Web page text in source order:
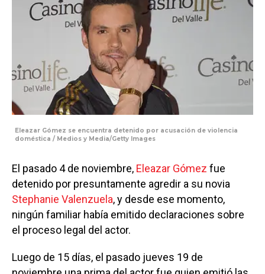
Eleazar Gómez se encuentra detenido por acusación de violencia
doméstica / Medios y Media/Getty Images
El pasado 4 de noviembre, Eleazar Gómez fue
detenido por presuntamente agredir a su novia
Stephanie Valenzuela, y desde ese momento,
ningún familiar había emitido declaraciones sobre
el proceso legal del actor.
Luego de 15 días, el pasado jueves 19 de